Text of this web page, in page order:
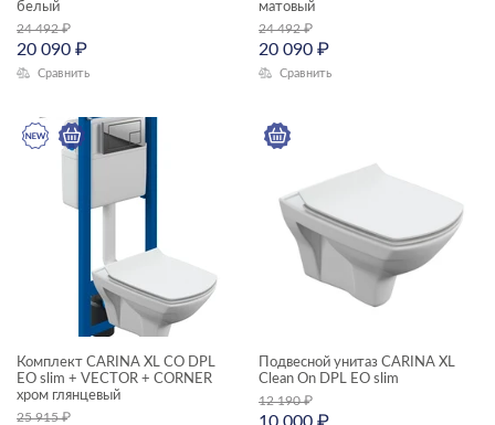
Ширина, см
Высота, см
Глубина, см
ЦВЕТ
белый
24 492₽
20 090 ₽
Сравнить
матовый
24 492₽
20 090 ₽
Сравнить
Комплект CARINA XL CO DPL
EO slim + VECTOR + CORNER
хром глянцевый
25 915₽
Подвесной унитаз CARINA XL
Clean On DPL EO slim
12 190₽